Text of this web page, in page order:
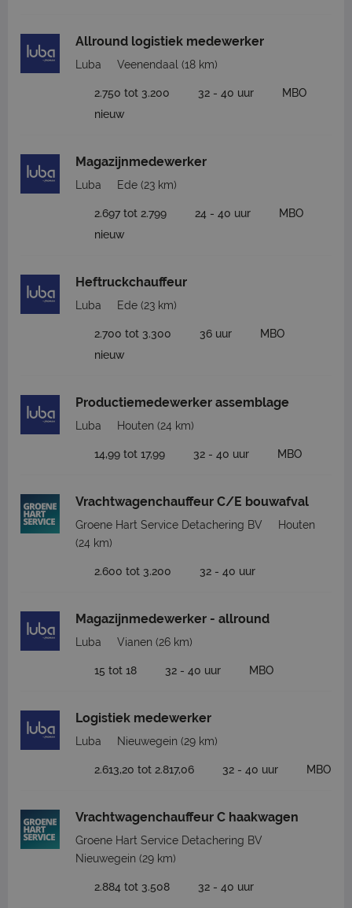
Allround logistiek medewerker
Luba Veenendaal (18 km)
2.750 tot 3.200 32 - 40 uur
MBO
nieuw
Magazijnmedewerker
Luba Ede (23 km)
2.697 tot 2.799 24 - 40 uur
MBO
nieuw
Heftruckchauffeur
Luba Ede (23 km)
2.700 tot 3.300 36 uur
MBO
nieuw
Productiemedewerker assemblage
Luba Houten (24 km)
14,99 tot 17,99 32 - 40 uur MBO
Vrachtwagenchauffeur C/E bouwafval
Groene Hart Service Detachering BV
Houten
(24 km)
2.600 tot 3.200 32 - 40 uur
Magazijnmedewerker - allround
Luba Vianen (26 km)
15 tot 18 32 - 40 uur MBO
Logistiek medewerker
Luba Nieuwegein (29 km)
2.613,20 tot 2.817,06 32 - 40 uur MBO
Vrachtwagenchauffeur C haakwagen
Groene Hart Service Detachering BV
Nieuwegein (29 km)
2.884 tot 3.508 32 - 40 uur